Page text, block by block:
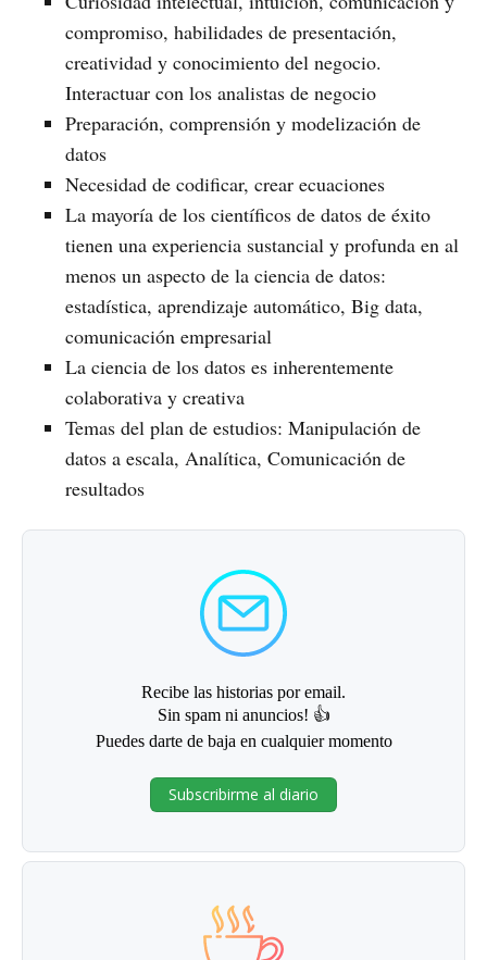
compromiso, habilidades de presentación,
creatividad y conocimiento del negocio.
Interactuar con los analistas de negocio
Preparación, comprensión y modelización de
datos
Necesidad de codificar, crear ecuaciones
La mayoría de los científicos de datos de éxito
tienen una experiencia sustancial y profunda en al
menos un aspecto de la ciencia de datos:
estadística, aprendizaje automático, Big data,
comunicación empresarial
La ciencia de los datos es inherentemente
colaborativa y creativa
Temas del plan de estudios: Manipulación de
datos a escala, Analítica, Comunicación de
resultados
Recibe las historias por email.
Sin spam ni anuncios! 👍
Puedes darte de baja en cualquier momento
Subscribirme al diario